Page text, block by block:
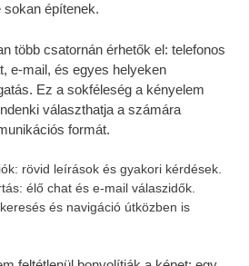
sokan építenek.
több csatornán érhetők el: telefonos
e-mail, és egyes helyeken
Ez a sokféleség a kényelem
választhatja a számára
formát.
rövid leírások és gyakori kérdések.
élő chat és e-mail válaszidők.
és navigáció útközben is